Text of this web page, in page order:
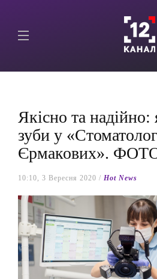
Якісно та надійно:
зуби у
Єрмакових».
10:10, 3 Вересня 2020 / Hot News